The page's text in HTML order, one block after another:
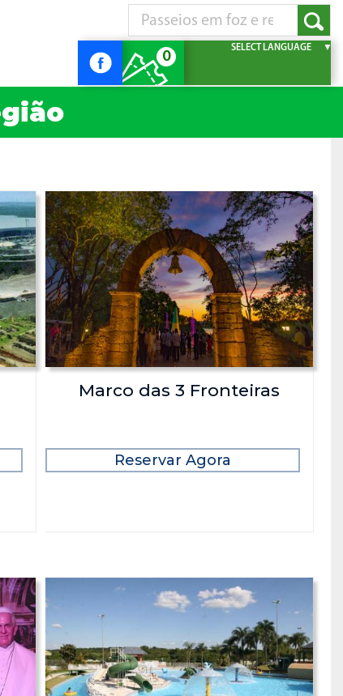
SELECT LANGUAGE ▼
0
Marco das 3 Fronteiras
Reservar Agora